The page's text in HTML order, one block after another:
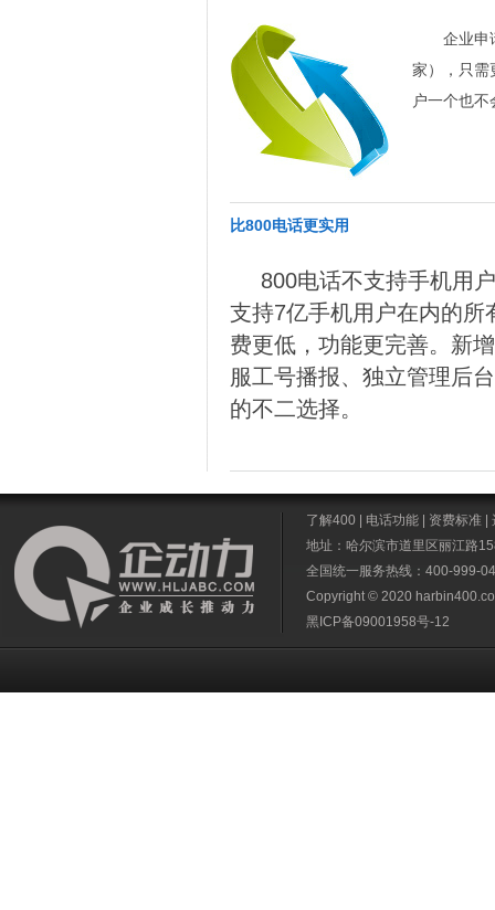
企业申
家），只需
户一个也
比800电话更实用
800电话不支持手机用
支持7亿手机用户在内的
费更低，功能更完善。新
服工号播报、独立管理后
的不二选择。
了解400| 电话功能| 资费标准|
地址：哈尔滨市道里区丽江路
全国统一服务热线：400-
Copyright © 2020
黑ICP备09001958号-12